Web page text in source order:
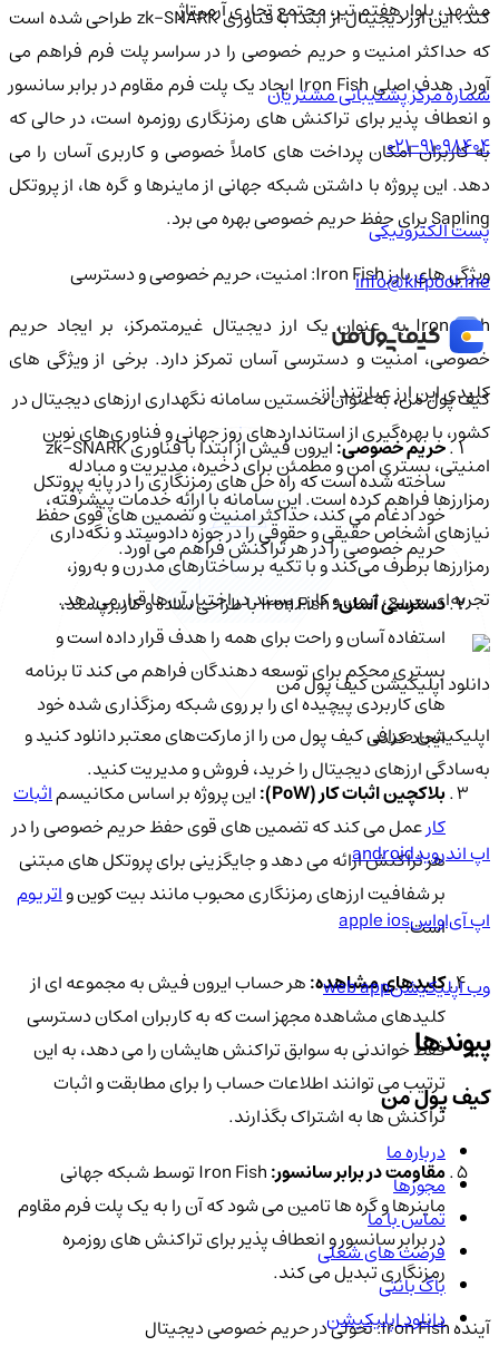
کند. این ارز دیجیتال از ابتدا با فناوری zk-SNARK طراحی شده است
که حداکثر امنیت و حریم خصوصی را در سراسر پلت فرم فراهم می
آورد. هدف اصلی Iron Fish ایجاد یک پلت فرم مقاوم در برابر سانسور
و انعطاف پذیر برای تراکنش های رمزنگاری روزمره است، در حالی که
به کاربران امکان پرداخت های کاملاً خصوصی و کاربری آسان را می
دهد. این پروژه با داشتن شبکه جهانی از ماینرها و گره ها، از پروتکل
Sapling برای حفظ حریم خصوصی بهره می برد.
ویژگی های بارز Iron Fish: امنیت، حریم خصوصی و دسترسی
Iron Fish به عنوان یک ارز دیجیتال غیرمتمرکز، بر ایجاد حریم
خصوصی، امنیت و دسترسی آسان تمرکز دارد. برخی از ویژگی های
کلیدی این ارز عبارتند از:
حریم خصوصی:
ایرون فیش از ابتدا با فناوری zk-SNARK
ساخته شده است که راه حل های رمزنگاری را در پایه پروتکل
خود ادغام می کند، حداکثر امنیت و تضمین های قوی حفظ
حریم خصوصی را در هر تراکنش فراهم می آورد.
دسترسی آسان:
Iron Fish با طراحی ساده و کاربرپسند،
استفاده آسان و راحت برای همه را هدف قرار داده است و
بستری محکم برای توسعه دهندگان فراهم می کند تا برنامه
های کاربردی پیچیده ای را بر روی شبکه رمزگذاری شده خود
ایجاد کنند.
بلاکچین اثبات کار (PoW):
این پروژه بر اساس مکانیسماثبات
کارعمل می کند که تضمین های قوی حفظ حریم خصوصی را در
هر تراکنش ارائه می دهد و جایگزینی برای پروتکل های مبتنی
بر شفافیت ارزهای رمزنگاری محبوب مانند بیت کوین واتریوم
است.
کلیدهای مشاهده:هر حساب ایرون فیش به مجموعه ای از
کلیدهای مشاهده مجهز است که به کاربران امکان دسترسی
فقط خواندنی به سوابق تراکنش هایشان را می دهد، به این
ترتیب می توانند اطلاعات حساب را برای مطابقت و اثبات
تراکنش ها به اشتراک بگذارند.
مقاومت در برابر سانسور:
Iron Fish توسط شبکه جهانی
ماینرها و گره ها تامین می شود که آن را به یک پلت فرم مقاوم
در برابر سانسور و انعطاف پذیر برای تراکنش های روزمره
رمزنگاری تبدیل می کند.
آینده Iron Fish: تحولی در حریم خصوصی دیجیتال
مشهد، بلوار هفتم تیر، مجتمع تجاری آرمیتاژ
شماره مرکز پشتیبانی مشتریان
021-91098404
پست الکترونیکی
info@kifpool.me
کیف‌ پول من، به‌عنوان نخستین سامانه نگهداری ارزهای دیجیتال در
کشور، با بهره‌گیری از استانداردهای روز جهانی و فناوری‌های نوین
امنیتی، بستری امن و مطمئن برای ذخیره، مدیریت و مبادله
رمزارزها فراهم کرده است. این سامانه با ارائه خدمات پیشرفته،
نیازهای اشخاص حقیقی و حقوقی را در حوزه دادوستد و نگه‌داری
رمزارزها برطرف می‌کند و با تکیه بر ساختارهای مدرن و به‌روز،
تجربه‌ای سریع، ایمن و کاربرپسند در اختیار آن‌ها قرار می‌دهد.
دانلود اپلیکیشن کیف‌ پول من
اپلیکیشن صرافی کیف پول من را از مارکت‌های معتبر دانلود کنید و
به‌سادگی ارزهای دیجیتال را خرید، فروش و مدیریت کنید.
اپ اندرویدandroid
اپ آی‌او‌اسapple ios
وب اپلیکیشنweb app
پیوندها
کیف پول من
درباره ما
مجوزها
تماس با ما
فرصت های شغلی
باگ بانتی
دانلود اپلیکیشن